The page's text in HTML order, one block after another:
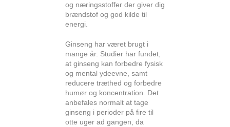
og næringsstoffer der giver dig
brændstof og god kilde til
energi.
Ginseng har været brugt i
mange år. Studier har fundet,
at ginseng kan forbedre fysisk
og mental ydeevne, samt
reducere træthed og forbedre
humør og koncentration. Det
anbefales normalt at tage
ginseng i perioder på fire til
otte uger ad gangen, da